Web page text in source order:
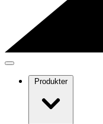
Produkter